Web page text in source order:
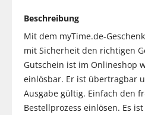
Beschreibung
Mit dem myTime.de-
mit Sicherheit den richtigen
Gutschein ist im Onlineshop
einlösbar. Er ist übertragbar
Ausgabe gültig. Einfach den
Bestellprozess einlösen. Es